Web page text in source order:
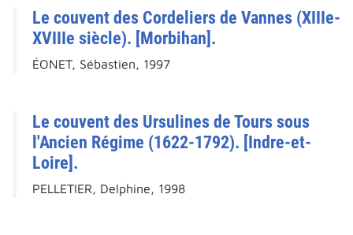
Le couvent des Cordeliers de Vannes (XIIIe-
XVIIIe siècle). [Morbihan].
ÉONET, Sébastien, 1997
Le couvent des Ursulines de Tours sous
l'Ancien Régime (1622-1792). [Indre-et-
Loire].
PELLETIER, Delphine, 1998